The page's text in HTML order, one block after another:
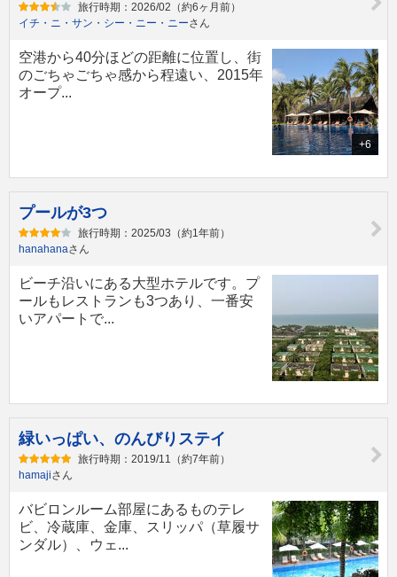
旅行時期：2026/02（約6ヶ月前）
イチ・ニ・サン・シー・ニー・ニーさん
+6
空港から40分ほどの距離に位置し、街
のごちゃごちゃ感から程遠い、2015年
オープ...
プールが3つ
旅行時期：2025/03（約1年前）
hanahanaさん
ビーチ沿いにある大型ホテルです。プ
ールもレストランも3つあり、一番安
いアパートで...
緑いっぱい、のんびりステイ
旅行時期：2019/11（約7年前）
hamajiさん
バビロンルーム部屋にあるものテレ
ビ、冷蔵庫、金庫、スリッパ（草履サ
ンダル）、ウェ...